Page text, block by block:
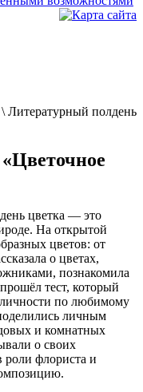
\ Литературный полдень
цветка — это
На открытой
цветов: от
о цветах,
познакомила
тест, который
личности по любимому
личным
и комнатных
о своих
роли флориста и